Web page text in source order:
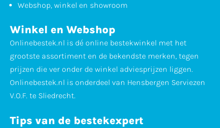
Webshop, winkel en showroom
Winkel en Webshop
Onlinebestek.nl is dé online bestekwinkel met het
grootste assortiment en de bekendste merken, tegen
prijzen die ver onder de winkel adviesprijzen liggen.
Onlinebestek.nl is onderdeel van Hensbergen Serviezen
V.O.F. te Sliedrecht.
Tips van de bestekexpert